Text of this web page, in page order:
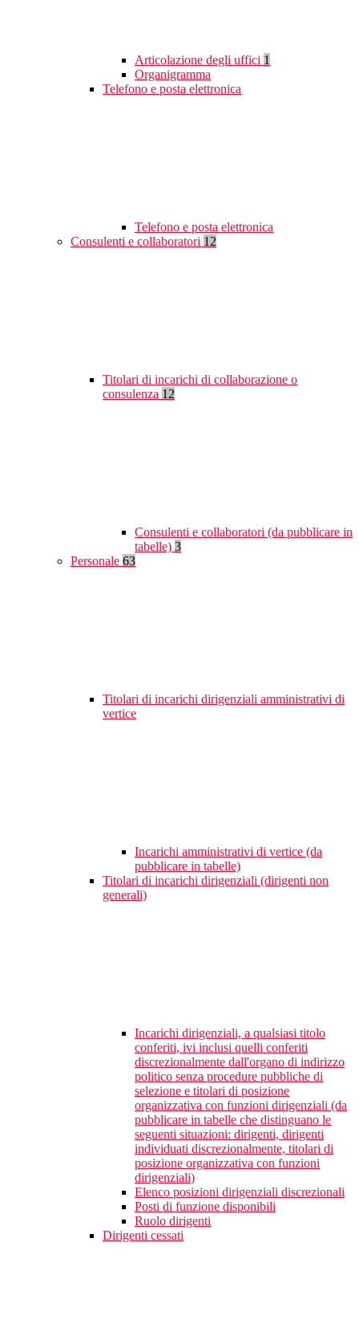
Articolazione degli uffici 1
Organigramma
Telefono e posta elettronica
Telefono e posta elettronica
Consulenti e collaboratori 12
Titolari di incarichi di collaborazione o
consulenza 12
Consulenti e collaboratori (da pubblicare in
tabelle) 3
Personale 63
Titolari di incarichi dirigenziali amministrativi di
vertice
Incarichi amministrativi di vertice (da
pubblicare in tabelle)
Titolari di incarichi dirigenziali (dirigenti non
generali)
Incarichi dirigenziali, a qualsiasi titolo
conferiti, ivi inclusi quelli conferiti
discrezionalmente dall'organo di indirizzo
politico senza procedure pubbliche di
selezione e titolari di posizione
organizzativa con funzioni dirigenziali (da
pubblicare in tabelle che distinguano le
seguenti situazioni: dirigenti, dirigenti
individuati discrezionalmente, titolari di
posizione organizzativa con funzioni
dirigenziali)
Elenco posizioni dirigenziali discrezionali
Posti di funzione disponibili
Ruolo dirigenti
Dirigenti cessati